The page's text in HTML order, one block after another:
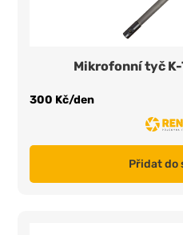
Mikrofonní tyč K-
300 Kč/den
Přidat do